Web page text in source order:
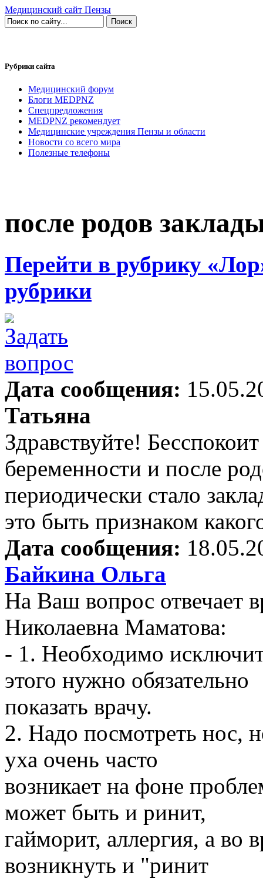
Медицинский сайт Пензы
Рубрики сайта
Медицинский форум
Блоги MEDPNZ
Спецпредложения
MEDPNZ рекомендует
Медицинские учреждения Пензы и области
Новости со всего мира
Полезные телефоны
после родов
Перейти в рубрику
рубрики
Дата сообщения:
Татьяна
Здравствуйте!
беременности и после
периодически стало
это быть признаком
Дата сообщения:
Байкина Ольга
На Ваш вопрос отвечает
Николаевна Маматова:
- 1. Необходимо
этого нужно обязательно
показать врачу.
2. Надо посмотреть нос,
уха очень часто
возникает на фоне
может быть и ринит,
гайморит, аллергия, а во
возникнуть и "ринит